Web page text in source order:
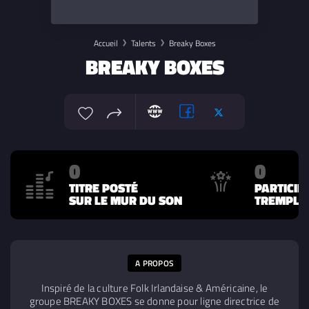
Accueil Talents Breaky Boxes
BREAKY BOXES
0
TITRE POSTÉ
SUR LE MUR DU SON
0
A PROPOS
Inspiré de la culture Folk Irlandaise & Américaine, le
groupe BREAKY BOXES se donne pour ligne directrice de